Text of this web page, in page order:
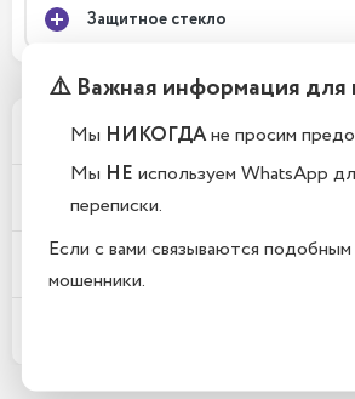
Защитное стекло
Телефоны новые или
Почему у вас такие низкие цены?
Где находится Ваш магазин?
⚠️ Важная информация для
Мы НИКОГДАне просим
Мы НЕ используем WhatsApp
переписки.
Если с вами связываются
мошенники.